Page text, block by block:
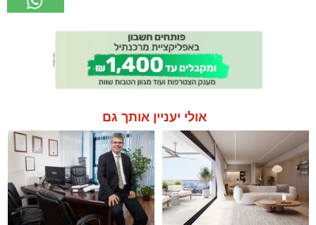
אולי יעניין אותך גם